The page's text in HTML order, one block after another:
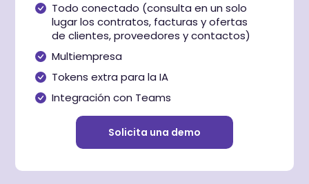
Todo conectado (consulta en un solo
lugar los contratos, facturas y ofertas
de clientes, proveedores y contactos)
Multiempresa
Tokens extra para la IA
Integración con Teams
Solicita una demo